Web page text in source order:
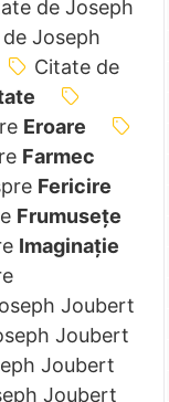
de Joseph
Joseph
Citate de
Eroare
Farmec
Fericire
Frumusețe
Imaginație
Joubert
Joubert
Joubert
Joubert